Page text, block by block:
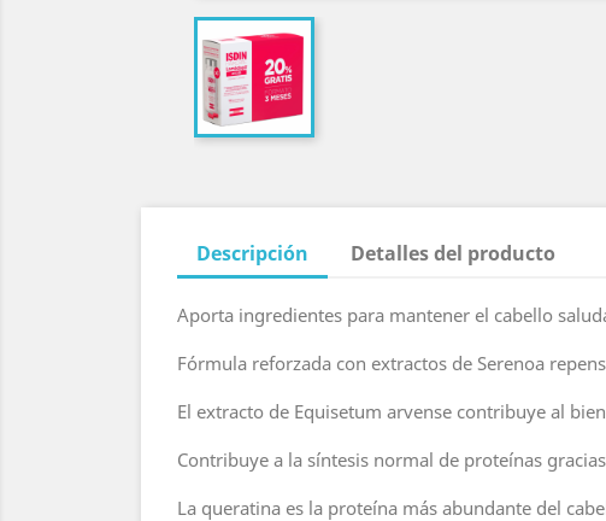
Descripción Detalles del producto
Aporta ingredientes para mantener el cabello
Fórmula reforzada con extractos de Serenoa
El extracto de Equisetum arvense contribuye al
Contribuye a la síntesis normal de proteínas
La queratina es la proteína más abundante del